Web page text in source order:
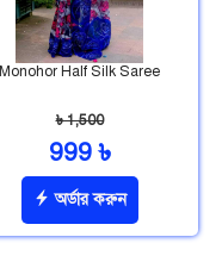
Monohor Half Silk Saree
৳ 1,500
999 ৳
অর্ডার করুন